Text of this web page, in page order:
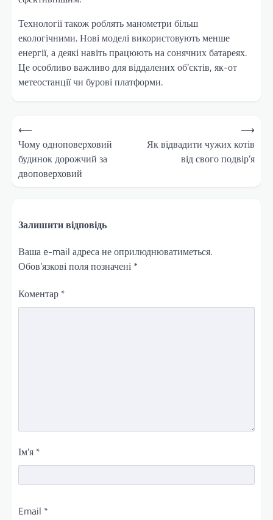
Технології також роблять манометри більш
екологічними. Нові моделі використовують менше
енергії, а деякі навіть працюють на сонячних батареях.
Це особливо важливо для віддалених об’єктів, як-от
метеостанції чи бурові платформи.
Навігація
записів
⟵
Чому одноповерховий
будинок дорожчий за
двоповерховий
Як відвадити чужих котів
від свого подвір’я
⟶
Залишити відповідь
Ваша e-mail адреса не оприлюднюватиметься.
Обов’язкові поля позначені *
Коментар *
Ім'я *
Email *